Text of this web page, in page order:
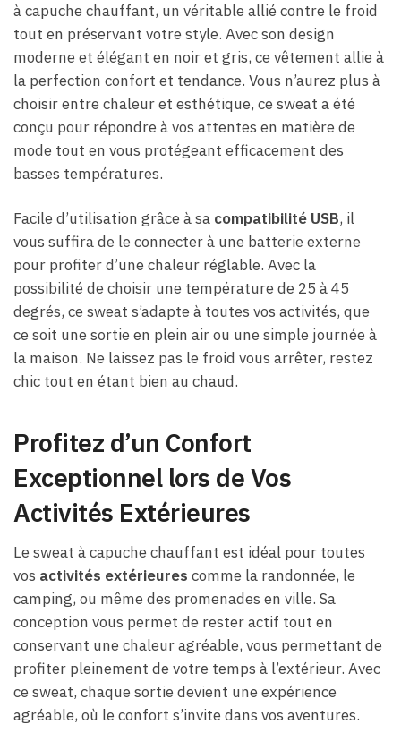
à capuche chauffant, un véritable allié contre le froid
tout en préservant votre style. Avec son design
moderne et élégant en noir et gris, ce vêtement allie à
la perfection confort et tendance. Vous n’aurez plus à
choisir entre chaleur et esthétique, ce sweat a été
conçu pour répondre à vos attentes en matière de
mode tout en vous protégeant efficacement des
basses températures.
Facile d’utilisation grâce à sa compatibilité USB, il
vous suffira de le connecter à une batterie externe
pour profiter d’une chaleur réglable. Avec la
possibilité de choisir une température de 25 à 45
degrés, ce sweat s’adapte à toutes vos activités, que
ce soit une sortie en plein air ou une simple journée à
la maison. Ne laissez pas le froid vous arrêter, restez
chic tout en étant bien au chaud.
Profitez d’un Confort
Exceptionnel lors de Vos
Activités Extérieures
Le sweat à capuche chauffant est idéal pour toutes
vos activités extérieures comme la randonnée, le
camping, ou même des promenades en ville. Sa
conception vous permet de rester actif tout en
conservant une chaleur agréable, vous permettant de
profiter pleinement de votre temps à l’extérieur. Avec
ce sweat, chaque sortie devient une expérience
agréable, où le confort s’invite dans vos aventures.